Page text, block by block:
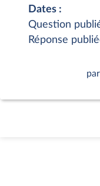
Dates :
Question
Réponse